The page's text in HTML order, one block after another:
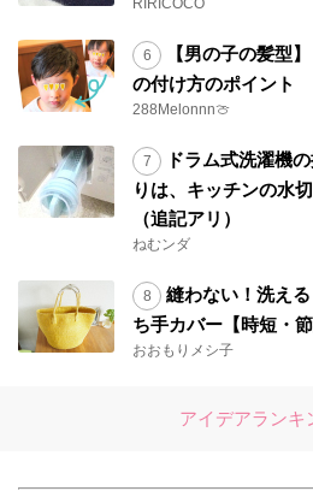
RIRICOCO
【男の子の髪型
の付け方のポイント
288Melonnn🍈
ドラム式洗濯機
りは、キッチンの水
（追記アリ）
ねむンダ
縫わない！洗え
ち手カバー【時短・節
おおもりメシ子
アイデアランキ